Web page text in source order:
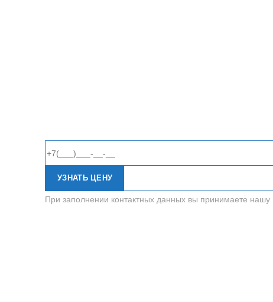
УЗНАТЬ ЦЕНУ
При заполнении контактных данных вы принимаете нашу